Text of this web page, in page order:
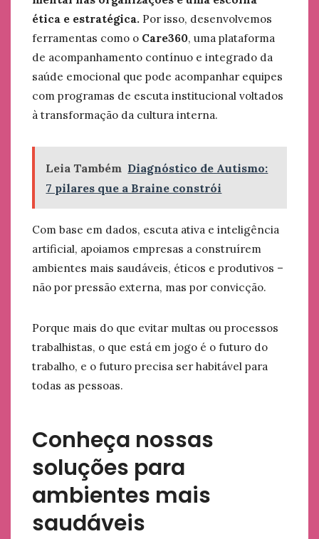
ética e estratégica. Por isso, desenvolvemos
ferramentas como o Care360, uma plataforma
de acompanhamento contínuo e integrado da
saúde emocional que pode acompanhar equipes
com programas de escuta institucional voltados
à transformação da cultura interna.
Leia Também Diagnóstico de Autismo:
7 pilares que a Braine constrói
Com base em dados, escuta ativa e inteligência
artificial, apoiamos empresas a construírem
ambientes mais saudáveis, éticos e produtivos –
não por pressão externa, mas por convicção.
Porque mais do que evitar multas ou processos
trabalhistas, o que está em jogo é o futuro do
trabalho, e o futuro precisa ser habitável para
todas as pessoas.
Conheça nossas
soluções para
ambientes mais
saudáveis